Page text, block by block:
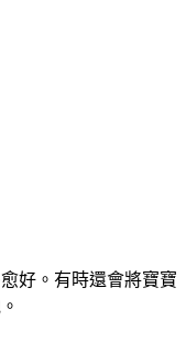
好。有時還會將寶寶